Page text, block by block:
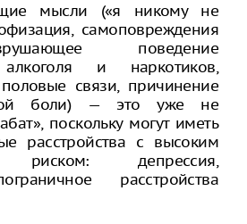
мысли («я никому не
самоповреждения
поведение
алкоголя и наркотиков,
связи, причинение
боли) — это уже не
поскольку могут иметь
расстройства с высоким
риском: депрессия,
расстройства